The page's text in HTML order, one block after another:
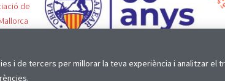
de
i de tercers per millorar la teva experiència i analitzar el